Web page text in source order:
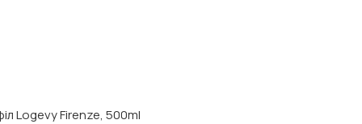
Logevy Firenze, 500ml